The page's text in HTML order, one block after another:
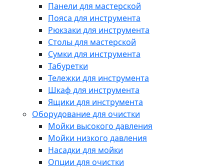
Панели для мастерской
Пояса для инструмента
Рюкзаки для инструмента
Столы для мастерской
Сумки для инструмента
Табуретки
Тележки для инструмента
Шкаф для инструмента
Ящики для инструмента
Оборудование для очистки
Мойки высокого давления
Мойки низкого давления
Насадки для мойки
Опции для очистки